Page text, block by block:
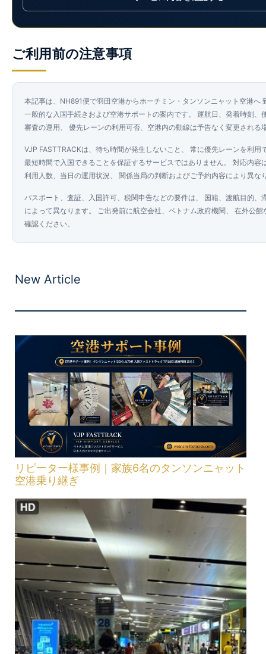
ご利用前の注意事項
本記事は、NH891便で羽田空港からホーチミン・タンソンニャット空港へ
一般的な入国手続きおよび空港サポートの案内です。 運航日、発着時刻、
審査の運用、 優先レーンの利用可否、空港内の動線は予告なく変更される
VJP FASTTRACKは、待ち時間が発生しないこと、 常に優先レーンを利用
最短時間で入国できることを保証するサービスではありません。 対応内容
利用人数、当日の運用状況、 関係当局の判断およびご予約内容により異な
パスポート、査証、入国許可、税関申告などの要件は、 国籍、渡航目的、
によって異なります。 ご出発前に航空会社、ベトナム政府機関、 在外公
確認ください。
New Article
リピーター様事例｜家族6名のタンソンニャット
空港乗り継ぎ